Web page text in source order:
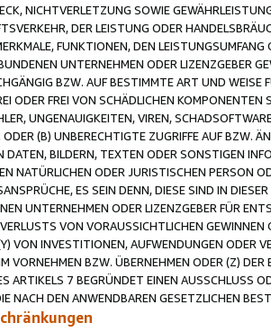
NICHTVERLETZUNG SOWIE
DER LEISTUNG ODER
FUNKTIONEN, DEN
UNTERNEHMEN ODER LIZENZGEBER
BZW. AUF BESTIMMTE ART UND
ODER FREI VON SCHÄDLICHEN
UNGENAUIGKEITEN, VIREN,
(B) UNBERECHTIGTE ZUGRIFFE AUF BZW.
DATEN, BILDERN, TEXTEN ODER SONSTIGEN
NATÜRLICHEN ODER JURISTISCHEN PERSON
ES SEIN DENN, DIESE SIND IN
UNTERNEHMEN ODER LIZENZGEBER FÜR
VON VORAUSSICHTLICHEN
VON INVESTITIONEN, AUFWENDUNGEN ODER
VORNEHMEN BZW. ÜBERNEHMEN ODER (Z)
ARTIKELS 7 BEGRÜNDET EINEN AUSSCHLUSS
NACH DEN ANWENDBAREN GESETZLICHEN